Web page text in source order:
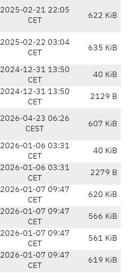
2025-02-21 22:05
CET
622 KiB
2025-02-22 03:04
CET
635 KiB
2024-12-31 13:50
CET
40 KiB
2024-12-31 13:50
CET
2129 B
2026-04-23 06:26
CEST
607 KiB
2026-01-06 03:31
CET
40 KiB
2026-01-06 03:31
CET
2279 B
2026-01-07 09:47
CET
620 KiB
2026-01-07 09:47
CET
566 KiB
2026-01-07 09:47
CET
561 KiB
2026-01-07 09:47
CET
619 KiB